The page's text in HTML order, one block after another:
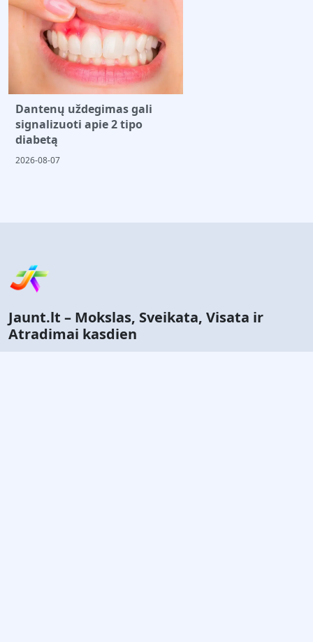
Dantenų uždegimas gali
signalizuoti apie 2 tipo
diabetą
2026-08-07
Jaunt.lt – Mokslas, Sveikata, Visata ir
Atradimai kasdien